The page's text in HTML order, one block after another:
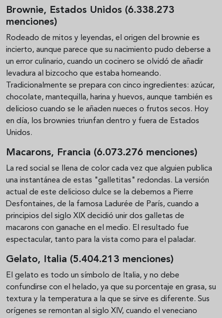
Brownie, Estados Unidos (6.338.273
menciones)
Rodeado de mitos y leyendas, el origen del brownie es
incierto, aunque parece que su nacimiento pudo deberse a
un error culinario, cuando un cocinero se olvidó de añadir
levadura al bizcocho que estaba horneando.
Tradicionalmente se prepara con cinco ingredientes: azúcar,
chocolate, mantequilla, harina y huevos, aunque también es
delicioso cuando se le añaden nueces o frutos secos. Hoy
en día, los brownies triunfan dentro y fuera de Estados
Unidos.
Macarons, Francia (6.073.276 menciones)
La red social se llena de color cada vez que alguien publica
una instantánea de estas "galletitas" redondas. La versión
actual de este delicioso dulce se la debemos a Pierre
Desfontaines, de la famosa Ladurée de París, cuando a
principios del siglo XIX decidió unir dos galletas de
macarons con ganache en el medio. El resultado fue
espectacular, tanto para la vista como para el paladar.
Gelato, Italia (5.404.213 menciones)
El gelato es todo un símbolo de Italia, y no debe
confundirse con el helado, ya que su porcentaje en grasa, su
textura y la temperatura a la que se sirve es diferente. Sus
orígenes se remontan al siglo XIV, cuando el veneciano